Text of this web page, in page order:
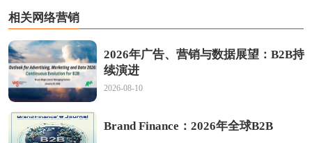
相关网络营销
2026年广告、营销与数据展望：B2B持
续演进
2026-08-10
Brand Finance：2026年全球B2B